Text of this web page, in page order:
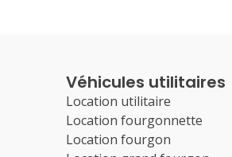
Véhicules utilitaires
Location utilitaire
Location fourgonnette
Location fourgon